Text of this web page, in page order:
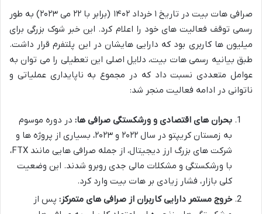
صرافی هات بیت در تاریخ ۱ خرداد ۱۴۰۲ (برابر با ۲۲ می ۲۰۲۳) به طور
رسمی توقف فعالیت های خود را اعلام کرد. این خبر شوک بزرگی برای
میلیون ها کاربری بود که دارایی هایشان در این پلتفرم قرار داشت.
طبق بیانیه رسمی هات بیت، دلایل اصلی این تعطیلی را می توان به
عوامل متعددی نسبت داد که در مجموع به ناپایداری عملیاتی و
ناتوانی در ادامه فعالیت منجر شد:
بحران های اقتصادی و ورشکستگی صرافی ها: در دوره موسوم
به زمستان کریپتو در سال ۲۰۲۲ و ۲۰۲۳، بسیاری از پروژه ها و
شرکت های بزرگ ارز دیجیتال، از جمله صرافی هایی مانند FTX،
با ورشکستگی و مشکلات مالی جدی روبرو شدند. این وضعیت
کلی بازار، فشار زیادی بر هات بیت وارد کرد.
خروج مستمر دارایی کاربران از صرافی های متمرکز: پس از